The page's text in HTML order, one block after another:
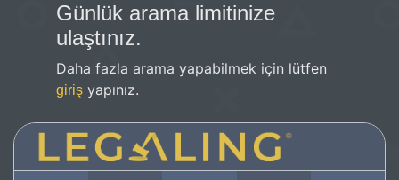
Günlük arama limitinize
ulaştınız.
Daha fazla arama yapabilmek için lütfen
giriş yapınız.